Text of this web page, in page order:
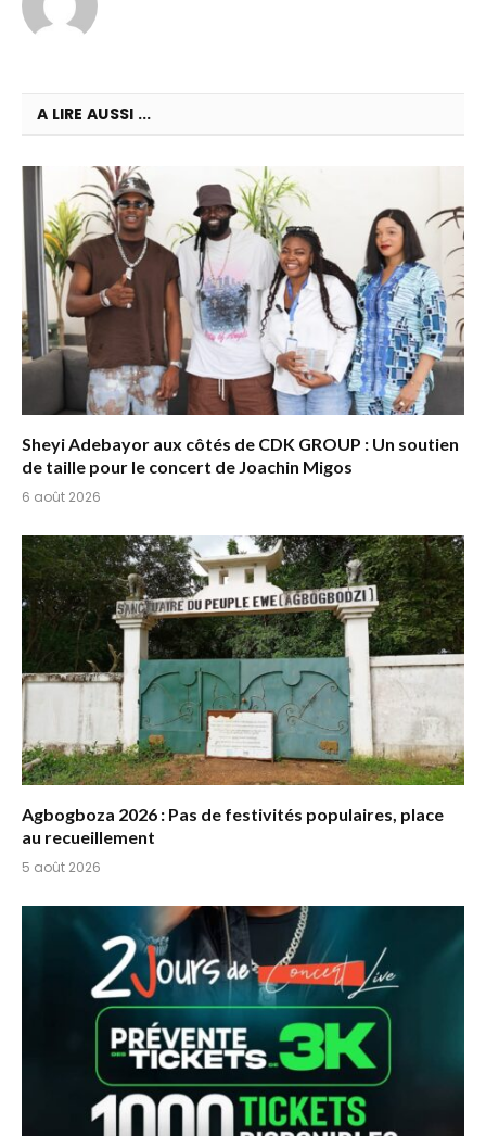
A LIRE AUSSI ...
Sheyi Adebayor aux côtés de CDK GROUP : Un soutien
de taille pour le concert de Joachin Migos
6 août 2026
Agbogboza 2026 : Pas de festivités populaires, place
au recueillement
5 août 2026